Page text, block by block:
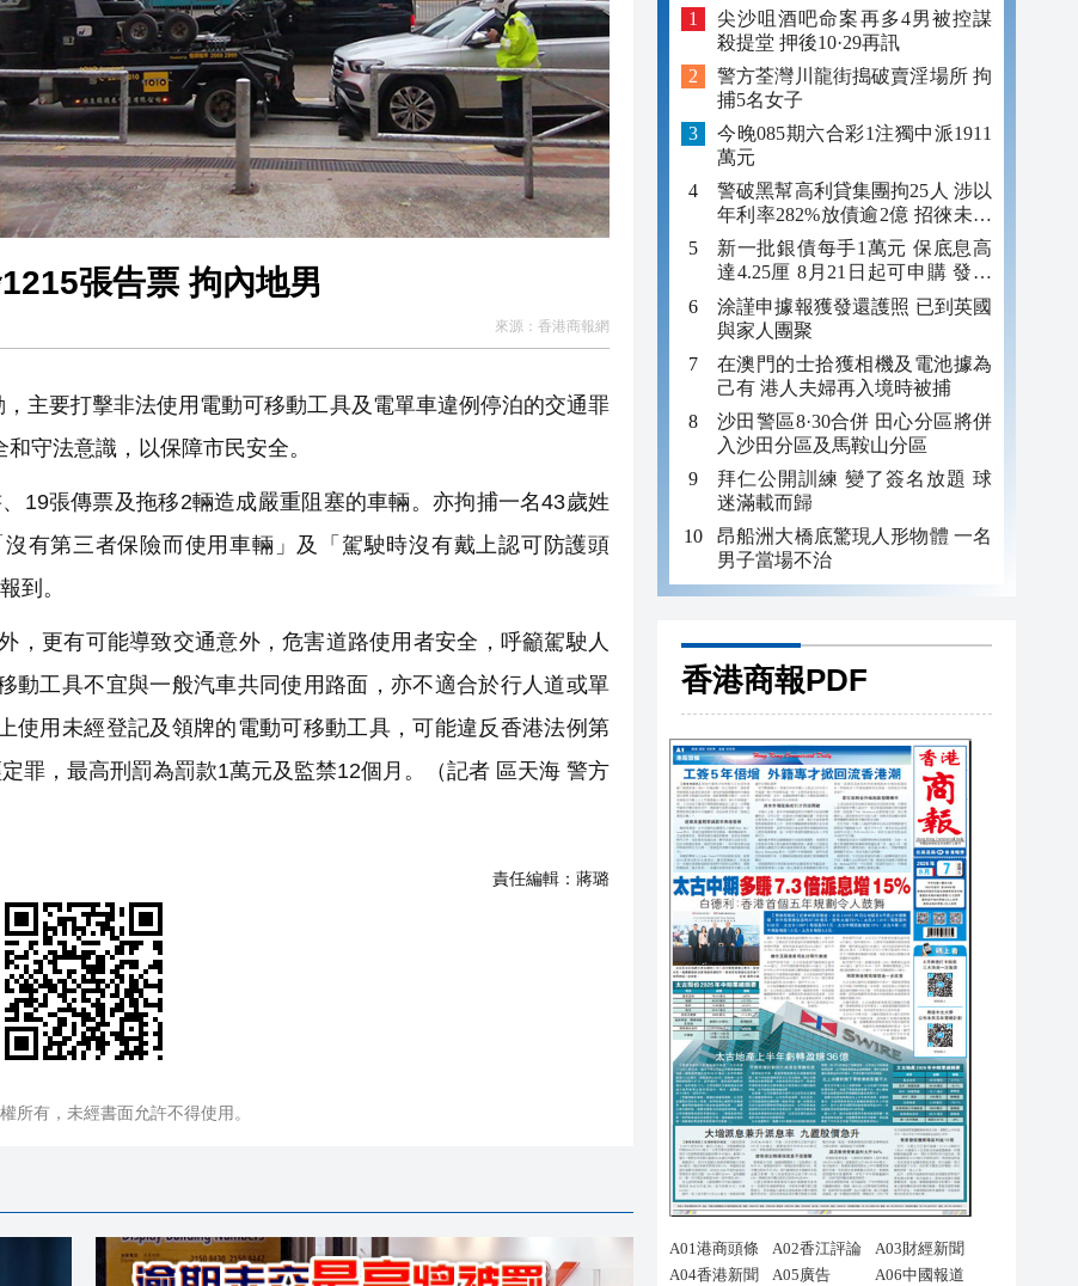
張告票 拘內地男
來源： 香港商報網
主要打擊非法使用電動可移動工具及電單車違例停泊的交通罪
守法意識，以保障市民安全。
19張傳票及拖移2輛造成嚴重阻塞的車輛。亦拘捕一名43歲姓
有第三者保險而使用車輛」及「駕駛時沒有戴上認可防護頭
到。
更有可能導致交通意外，危害道路使用者安全，呼籲駕駛人
動工具不宜與一般汽車共同使用路面，亦不適合於行人道或單
使用未經登記及領牌的電動可移動工具，可能違反香港法例第
罪，最高刑罰為罰款1萬元及監禁12個月。（記者 區天海 警方
責任編輯： 蔣璐
所有，未經書面允許不得使用。
尖沙咀酒吧命案再多4男被控謀
殺提堂 押後10·29再訊
警方荃灣川龍街搗破賣淫場所 拘
捕5名女子
今晚085期六合彩1注獨中派1911
萬元
警破黑幫高利貸集團拘25人 涉以
年利率282%放債逾2億 招徠未成
年追數
新一批銀債每手1萬元 保底息高
達4.25厘 8月21日起可申購 發行
金額最多550億
涂謹申據報獲發還護照 已到英國
與家人團聚
在澳門的士拾獲相機及電池據為
己有 港人夫婦再入境時被捕
沙田警區8·30合併 田心分區將併
入沙田分區及馬鞍山分區
拜仁公開訓練 變了簽名放題 球
迷滿載而歸
昂船洲大橋底驚現人形物體 一名
男子當場不治
香港商報PDF